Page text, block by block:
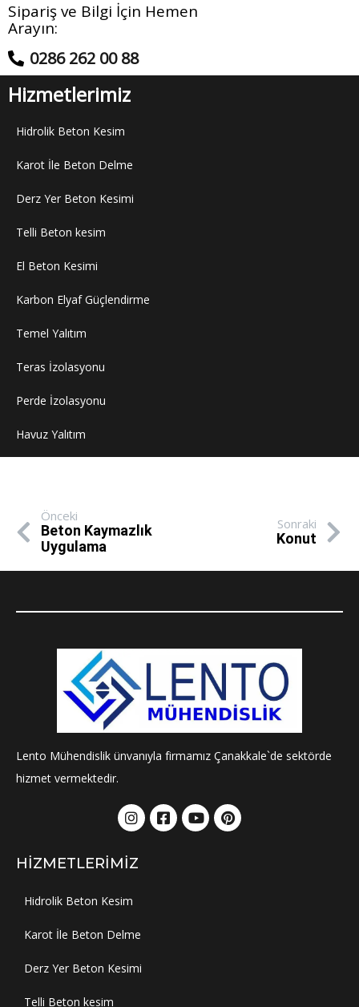
Sipariş ve Bilgi İçin Hemen
Arayın:
0286 262 00 88
Hizmetlerimiz
Hidrolik Beton Kesim
Karot İle Beton Delme
Derz Yer Beton Kesimi
Telli Beton kesim
El Beton Kesimi
Karbon Elyaf Güçlendirme
Temel Yalıtım
Teras İzolasyonu
Perde İzolasyonu
Havuz Yalıtım
Önceki
Beton Kaymazlık
Uygulama
Sonraki
Konut
Lento Mühendislik ünvanıyla firmamız Çanakkale`de sektörde
hizmet vermektedir.
HIZMETLERIMIZ
Hidrolik Beton Kesim
Karot İle Beton Delme
Derz Yer Beton Kesimi
Telli Beton kesim